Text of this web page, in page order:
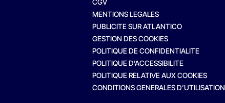
CGV
MENTIONS LEGALES
PUBLICITE SUR ATLANTICO
GESTION DES COOKIES
POLITIQUE DE CONFIDENTIALITE
POLITIQUE D’ACCESSIBILITE
POLITIQUE RELATIVE AUX COOKIES
CONDITIONS GENERALES D’UTILISATION